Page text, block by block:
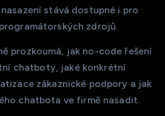
stává dostupné i pro
zdrojů.
prozkoumá, jak no-code řešení
chatboty, jaké konkrétní
zákaznické podpory a jak
chatbota ve firmě nasadit.